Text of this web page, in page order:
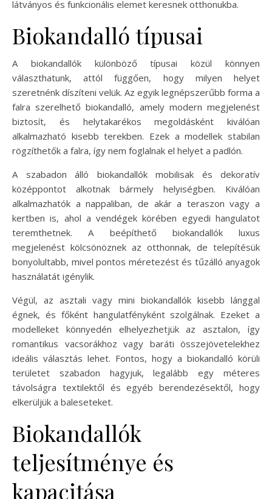
látványos és funkcionális elemet keresnek otthonukba.
Biokandalló típusai
A biokandallók különböző típusai közül könnyen
választhatunk, attól függően, hogy milyen helyet
szeretnénk díszíteni velük. Az egyik legnépszerűbb forma a
falra szerelhető biokandalló, amely modern megjelenést
biztosít, és helytakarékos megoldásként kiválóan
alkalmazható kisebb terekben. Ezek a modellek stabilan
rögzíthetők a falra, így nem foglalnak el helyet a padlón.
A szabadon álló biokandallók mobilisak és dekoratív
középpontot alkotnak bármely helyiségben. Kiválóan
alkalmazhatók a nappaliban, de akár a teraszon vagy a
kertben is, ahol a vendégek körében egyedi hangulatot
teremthetnek. A beépíthető biokandallók luxus
megjelenést kölcsönöznek az otthonnak, de telepítésük
bonyolultabb, mivel pontos méretezést és tűzálló anyagok
használatát igénylik.
Végül, az asztali vagy mini biokandallók kisebb lánggal
égnek, és főként hangulatfényként szolgálnak. Ezeket a
modelleket könnyedén elhelyezhetjük az asztalon, így
romantikus vacsorákhoz vagy baráti összejövetelekhez
ideális választás lehet. Fontos, hogy a biokandalló körüli
területet szabadon hagyjuk, legalább egy méteres
távolságra textilektől és egyéb berendezésektől, hogy
elkerüljük a baleseteket.
Biokandallók
teljesítménye és
kapacitása